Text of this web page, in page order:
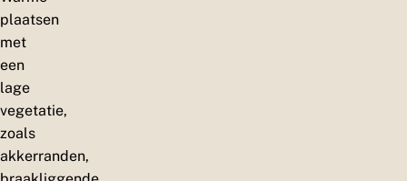
plaatsen
met
een
lage
vegetatie,
zoals
akkerranden,